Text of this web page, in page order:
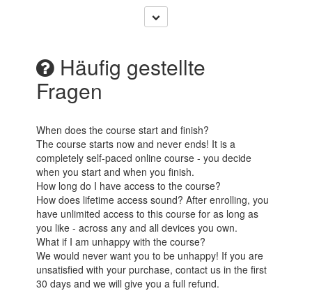
Häufig gestellte
Fragen
When does the course start and finish?
The course starts now and never ends! It is a
completely self-paced online course - you decide
when you start and when you finish.
How long do I have access to the course?
How does lifetime access sound? After enrolling, you
have unlimited access to this course for as long as
you like - across any and all devices you own.
What if I am unhappy with the course?
We would never want you to be unhappy! If you are
unsatisfied with your purchase, contact us in the first
30 days and we will give you a full refund.